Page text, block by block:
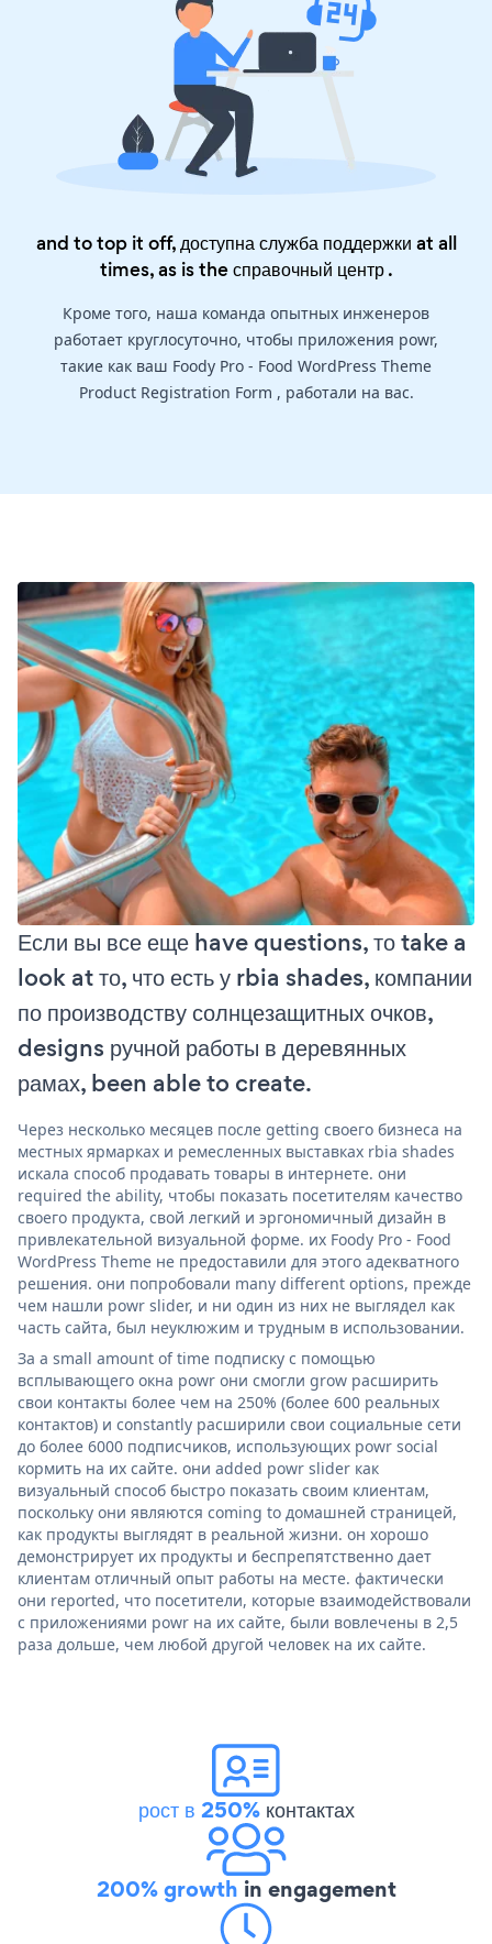
and to top it off, доступна служба поддержки at all
times, as is theсправочный центр.
Кроме того, наша команда опытных инженеров
работает круглосуточно, чтобы приложения powr,
такие как ваш Foody Pro - Food WordPress Theme
Product Registration Form , работали на вас.
Если вы все еще have questions, то take a
look at то, что есть у rbia shades, компании
по производству солнцезащитных очков,
designs ручной работы в деревянных
рамах, been able to create.
Через несколько месяцев после getting своего бизнеса на
местных ярмарках и ремесленных выставках rbia shades
искала способ продавать товары в интернете. они
required the ability, чтобы показать посетителям качество
своего продукта, свой легкий и эргономичный дизайн в
привлекательной визуальной форме. их Foody Pro - Food
WordPress Theme не предоставили для этого адекватного
решения. они попробовали many different options, прежде
чем нашли powr slider, и ни один из них не выглядел как
часть сайта, был неуклюжим и трудным в использовании.
За a small amount of time подписку с помощью
всплывающего окна powr они смогли grow расширить
свои контакты более чем на 250% (более 600 реальных
контактов) и constantly расширили свои социальные сети
до более 6000 подписчиков, использующих powr social
кормить на их сайте. они added powr slider как
визуальный способ быстро показать своим клиентам,
поскольку они являются coming to домашней страницей,
как продукты выглядят в реальной жизни. он хорошо
демонстрирует их продукты и беспрепятственно дает
клиентам отличный опыт работы на месте. фактически
они reported, что посетители, которые взаимодействовали
с приложениями powr на их сайте, были вовлечены в 2,5
раза дольше, чем любой другой человек на их сайте.
рост в 250%контактах
200% growth in engagement